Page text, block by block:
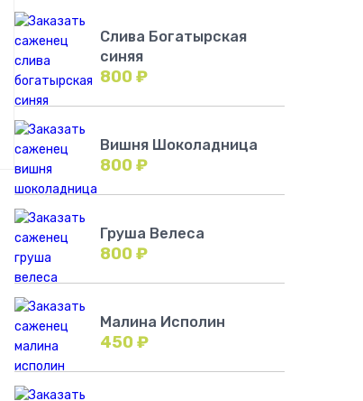
Слива Богатырская
синяя
800₽
Вишня Шоколадница
800₽
Груша Велеса
800₽
Малина Исполин
450₽